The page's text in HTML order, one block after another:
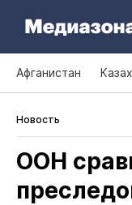
Афганистан
Новость
ООН